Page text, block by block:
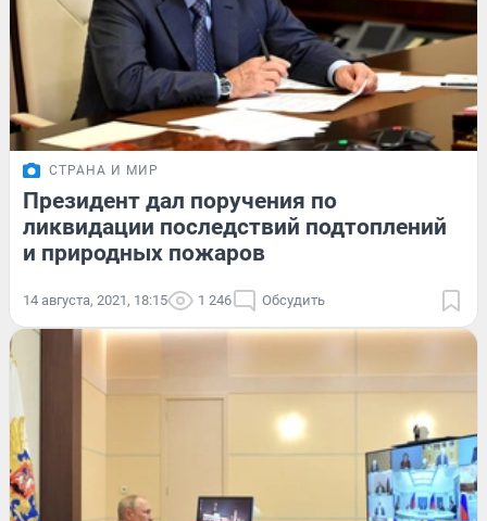
СТРАНА И МИР
Президент дал поручения по
ликвидации последствий подтоплений
и природных пожаров
14 августа, 2021, 18:15 1 246 Обсудить